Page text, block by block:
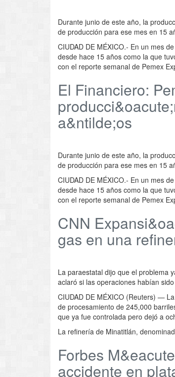
Durante junio de este año, la
de producción para ese mes en 15
CIUDAD DE MÉXICO.- En un mes
desde hace 15 años como la que
con el reporte semanal de Pemex
El Financiero:
a&ntilde;os
Durante junio de este año, la
de producción para ese mes en 15
CIUDAD DE MÉXICO.- En un mes
desde hace 15 años como la que
con el reporte semanal de Pemex
CNN
gas en una
La paraestatal dijo que el problema
aclaró si las operaciones habían
CIUDAD DE MÉXICO (Reuters) —
de procesamiento de 245,000
que ya fue controlada pero dejó a
La refinería de Minatitlán,
Forbes
accidente en